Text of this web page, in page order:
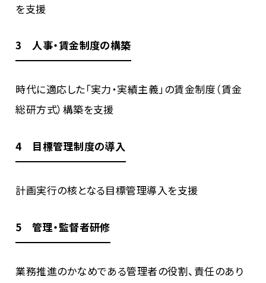
を支援
3 人事・賃金制度の構築
時代に適応した「実力・実績主義」の賃金制度（賃金
総研方式）構築を支援
4 目標管理制度の導入
計画実行の核となる目標管理導入を支援
5 管理・監督者研修
業務推進のかなめである管理者の役割、責任のあり